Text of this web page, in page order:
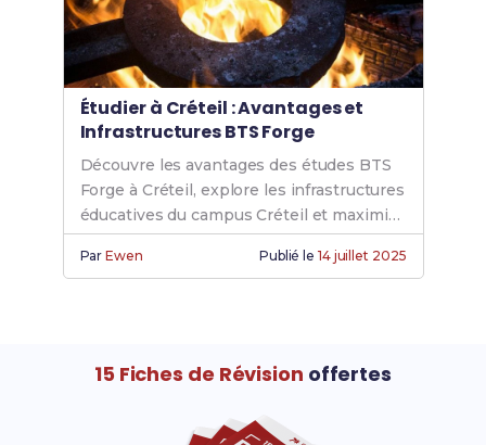
Étudier à Créteil : Avantages et
Infrastructures BTS Forge
Découvre les avantages des études BTS
Forge à Créteil, explore les infrastructures
éducatives du campus Créteil et maximise
ton expérience avec bts forge creteil.
ParEwen Publié le 14 juillet 2025
15 Fiches de Révision offertes